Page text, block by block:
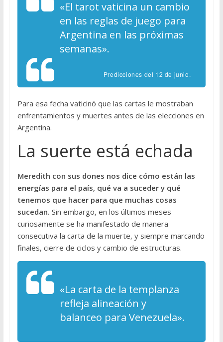
«El tarot vaticina un cambio
en las reglas de juego para
Argentina en las próximas
semanas».
Predicciones del 12 de junio.
Para esa fecha vaticinó que las cartas le mostraban
enfrentamientos y muertes antes de las elecciones en
Argentina.
La suerte está echada
Meredith con sus dones nos dice cómo están las
energías para el país, qué va a suceder y qué
tenemos que hacer para que muchas cosas
sucedan. Sin embargo, en los últimos meses
curiosamente se ha manifestado de manera
consecutiva la carta de la muerte, y siempre marcando
finales, cierre de ciclos y cambio de estructuras.
«La carta de la templanza
refleja alineación y
balanceo para Venezuela».